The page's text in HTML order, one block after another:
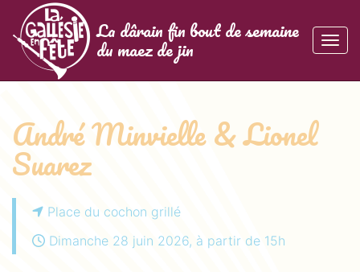
La Gallésie en Fête
La dârain fin bout de semaine
du maez de jin
André Minvielle & Lionel
Suarez
Place du cochon grillé
Dimanche 28 juin 2026, à partir de 15h
Panneau de gestion des cookies